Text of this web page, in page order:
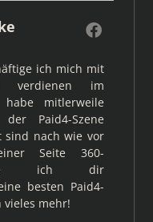
ich mich mit
verdienen im
mitlerweile
Paid4-Szene
sind nach wie vor
Seite 360-
ich dir
besten Paid4-
mehr!